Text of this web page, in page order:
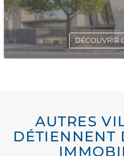
DÉCOUVRIR
AUTRES
DÉTIENNENT